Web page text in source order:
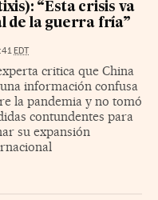
“Esta crisis va
de la guerra fría”
EDT
critica que China
información confusa
la pandemia y no tomó
contundentes para
su expansión